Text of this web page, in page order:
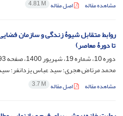
مشاهده مقاله اصل مقاله 4.81 M
روابط متقابل شیوۀ زندگی و سازمان
تا دورۀ معاصر)
دوره 10، شماره 19، شهریور 1400، صفحه
محمد مرتاض هجری؛ سید عباس یزدانفر؛
مشاهده مقاله اصل مقاله 3.7 M